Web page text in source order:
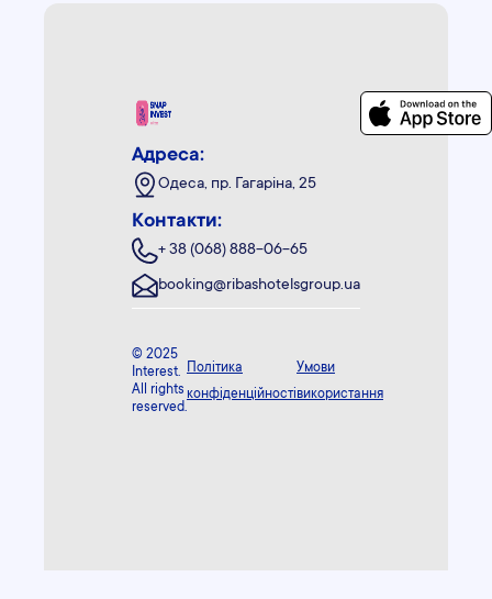
Адреса:
Одеса, пр. Гагаріна, 25
Контакти:
+ 38 (068) 888-06-65
booking@ribashotelsgroup.ua
© 2025
Interest.
All rights
reserved.
Політика
конфіденційності
Умови
використання